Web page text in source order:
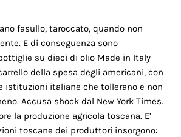
fasullo, taroccato, quando non
E di conseguenza sono
su dieci di olio Made in Italy
della spesa degli americani, con
istituzioni italiane che tollerano e non
Accusa shock dal New York Times.
la produzione agricola toscana. E’
toscane dei produttori insorgono: